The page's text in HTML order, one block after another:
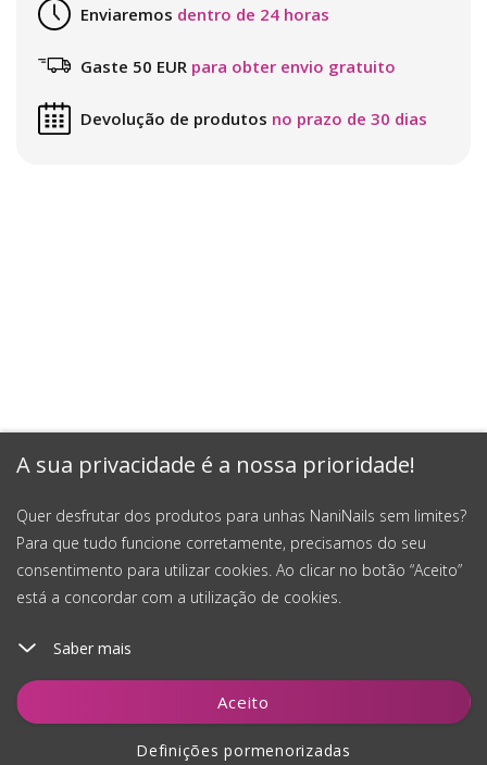
A sua privacidade é a nossa prioridade!
Quer desfrutar dos produtos para unhas NaniNails sem limites?
Para que tudo funcione corretamente, precisamos do seu
consentimento para utilizar cookies. Ao clicar no botão “Aceito”
está a concordar com a utilização de cookies.
Saber mais
Aceito
Definições pormenorizadas
Adicionar ao carrinho
Enviaremos dentro de 24 horas
Gaste 50 EUR para obter envio gratuito
Devolução de produtos no prazo de 30 dias